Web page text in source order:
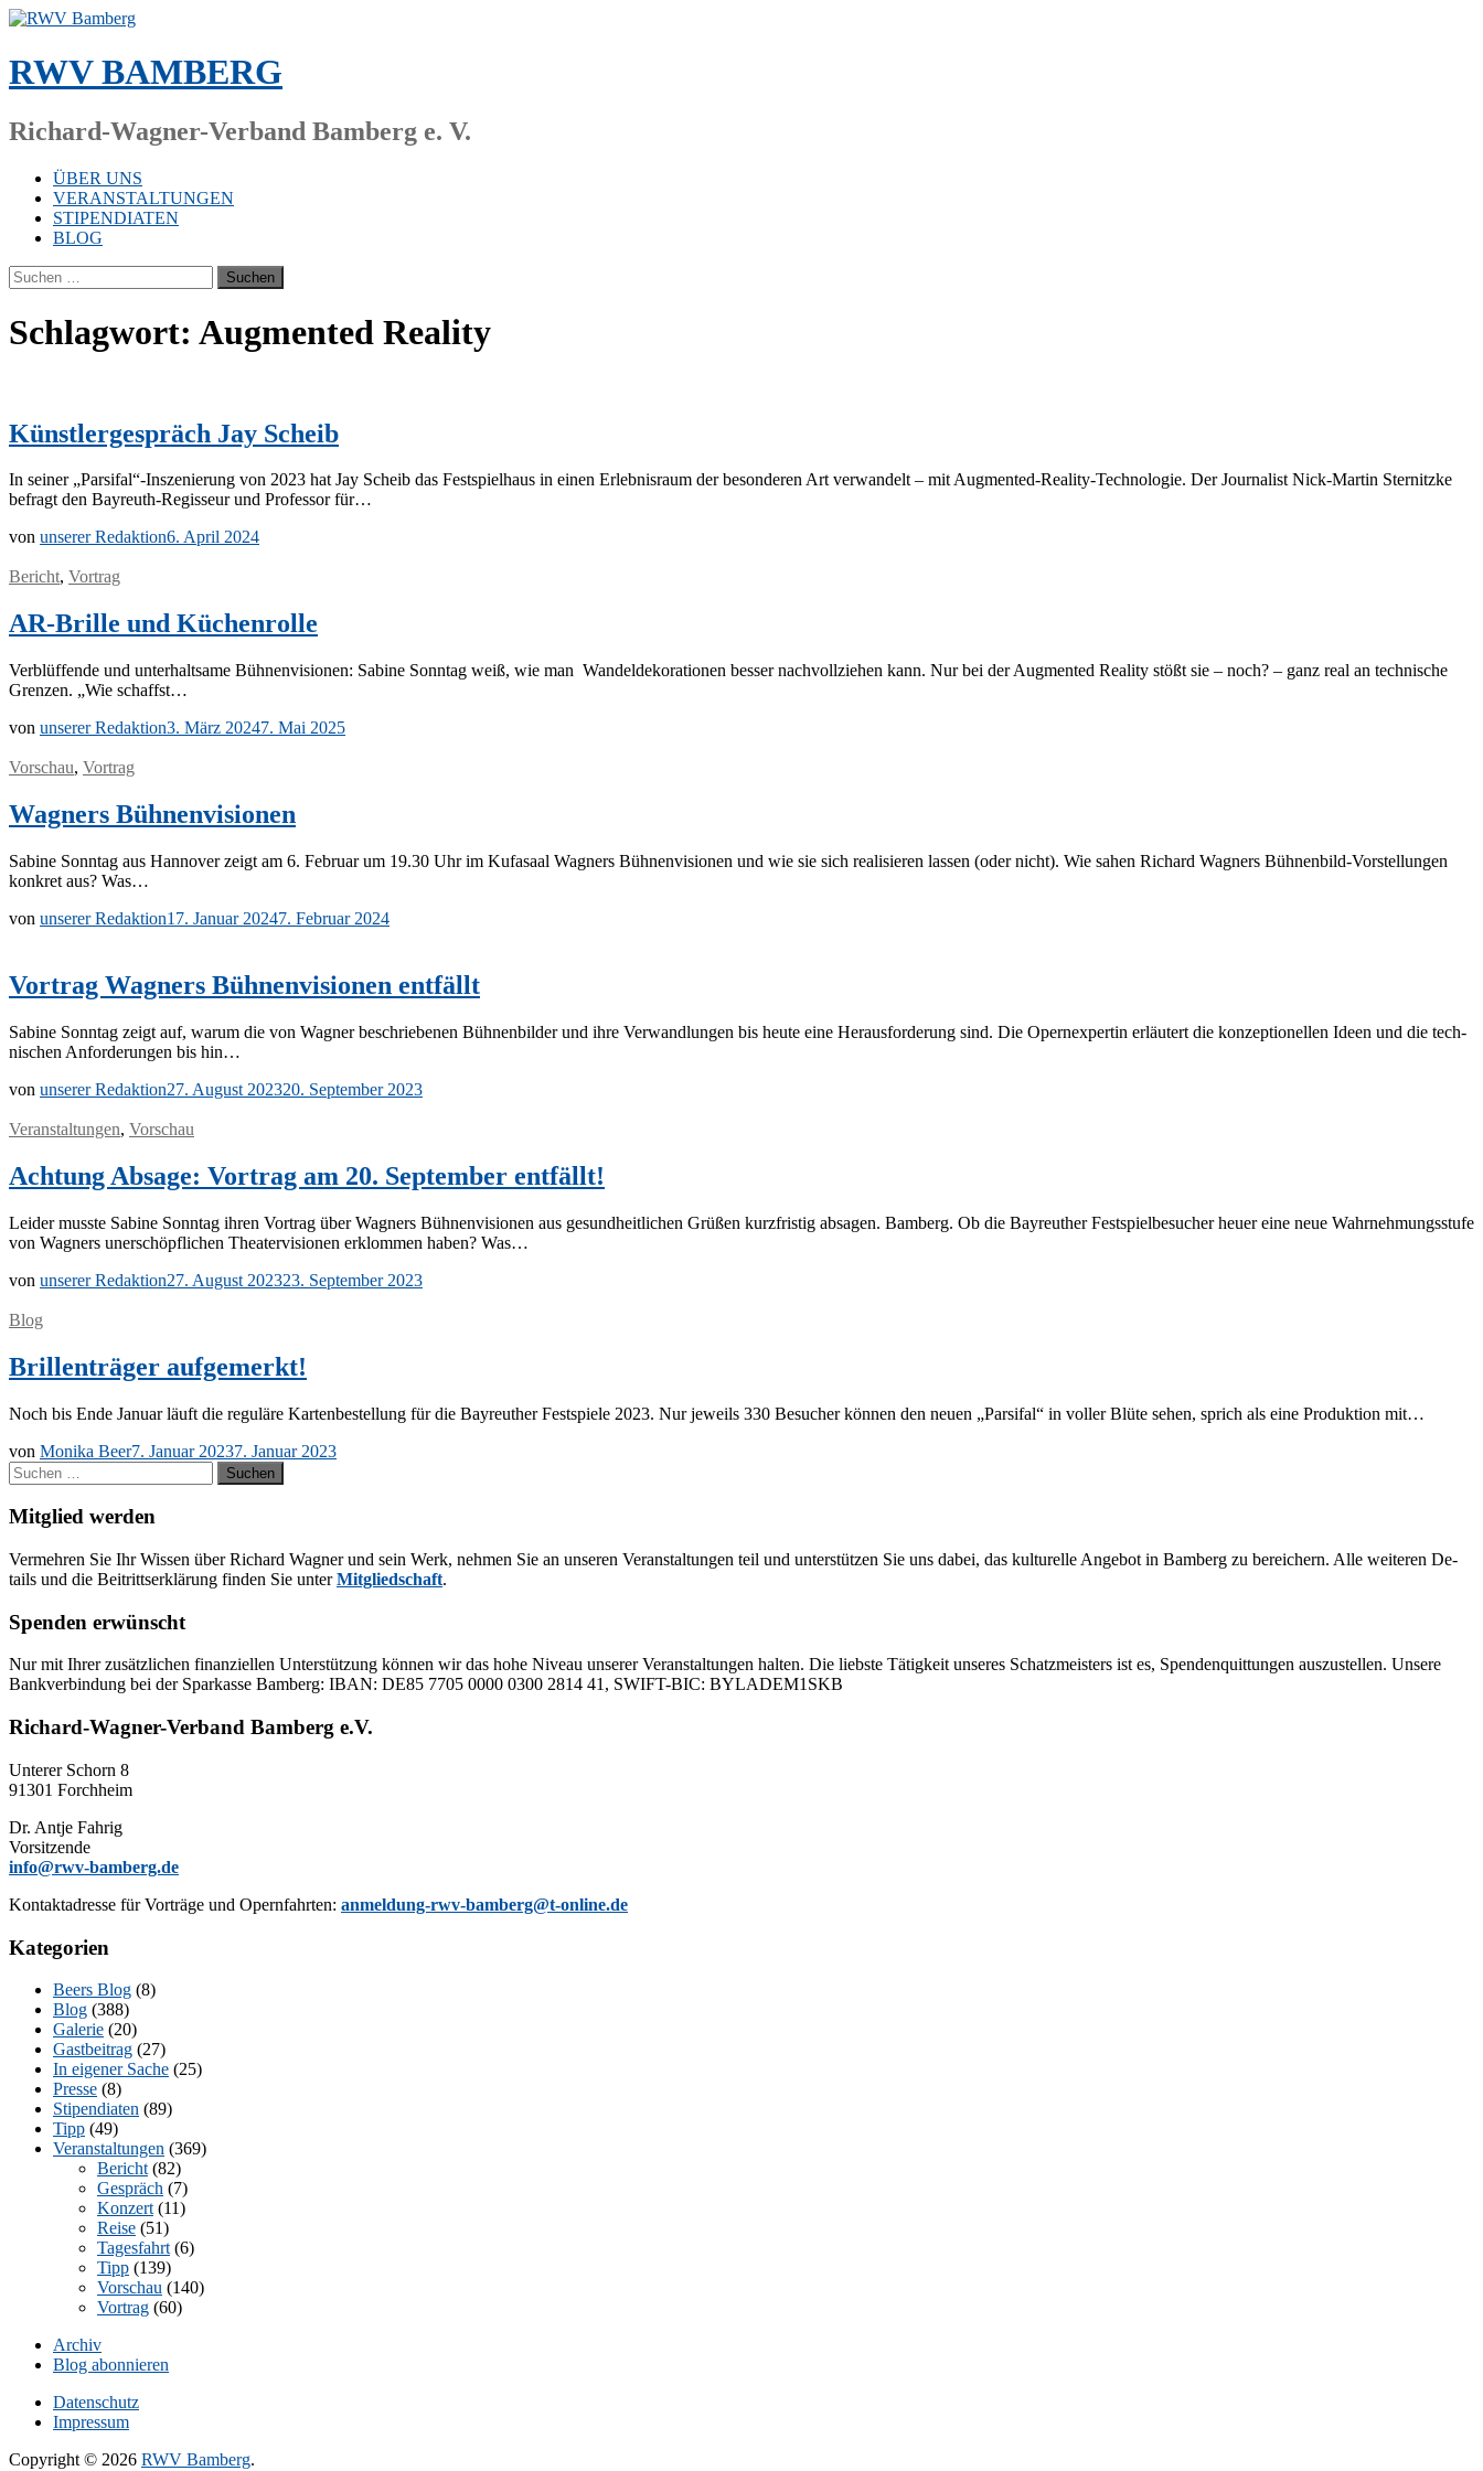
Zum
springen
RWV BAMBERG
Richard-Wagner-Verband Bamberg e. V.
ÜBER UNS
VERANSTALTUNGEN
STIPENDIATEN
BLOG
Suchen
nach:
Schlagwort: Augmented Reality
Künstlergespräch Jay Scheib
In sei­ner „Parsifal“-Inszenierung von 2023 hat Jay Scheib das Fest­spiel­haus in ei­nen Er­leb­nis­raum der be­son­de­ren Art ver­wan­delt – mit Au­g­­men­­ted-Re­a­­li­­ty-Tech­­no­­lo­­gie. Der Jour­na­list Nick-Mar­­tin Ster­nitz­ke
be­fragt den Bay­­reuth-Re­­gis­­seur und Pro­fes­sor für…
von unserer Redaktion6. April 2024
Bericht, Vortrag
AR-Brille und Küchenrolle
Ver­blüf­fen­de und un­ter­halt­sa­me Büh­nen­vi­sio­nen: Sa­bi­ne Sonn­tag weiß, wie man Wan­del­de­ko­ra­tio­nen bes­ser nach­voll­zie­hen kann. Nur bei der Aug­men­ted Rea­li­ty stößt sie – noch? – ganz real an tech­ni­sche
Gren­zen. „Wie schaffst…
von unserer Redaktion3. März 20247. Mai 2025
Vorschau, Vortrag
Wagners Bühnenvisionen
Sa­bi­ne Sonn­tag aus Han­no­ver zeigt am 6. Fe­bru­ar um 19.30 Uhr im Ku­fa­saal Wag­ners Büh­nen­vi­sio­nen und wie sie sich rea­li­sie­ren las­sen (oder nicht). Wie sa­hen Ri­chard Wag­ners Büh­­nen­­bild-Vor­­s­tel­­lun­­gen
kon­kret aus? Was…
von unserer Redaktion17. Januar 20247. Februar 2024
Vortrag Wagners Bühnenvisionen entfällt
Sa­bi­ne Sonn­tag zeigt auf, war­um die von Wag­ner be­schrie­be­nen Büh­nen­bil­der und ihre Ver­wand­lun­gen bis heu­te eine Her­aus­for­de­rung sind. Die Opern­ex­per­tin er­läu­tert die kon­zep­tio­nel­len Ideen und die tech­
ni­schen An­for­de­run­gen bis hin…
von unserer Redaktion27. August 202320. September 2023
Veranstaltungen, Vorschau
Achtung Absage: Vortrag am 20. September entfällt!
Lei­der muss­te Sa­bi­ne Sonn­tag ih­ren Vor­trag über Wag­ners Büh­nen­vi­sio­nen aus ge­sund­heit­li­chen Grü­ßen kurz­fris­tig ab­sa­gen. Bam­berg. Ob die Bay­reu­ther Fest­spiel­be­su­cher heu­er eine neue Wahr­neh­mungs­stu­fe
von Wag­ners un­er­schöpf­li­chen Thea­ter­vi­sio­nen er­klom­men ha­ben? Was…
von unserer Redaktion27. August 202323. September 2023
Blog
Brillenträger aufgemerkt!
Noch bis Ende Ja­nu­ar läuft die re­gu­lä­re Kar­ten­be­stel­lung für die Bay­reu­ther Fest­spie­le 2023. Nur je­weils 330 Be­su­cher kön­nen den neu­en „Par­si­fal“ in vol­ler Blü­te se­hen, sprich als eine Pro­duk­ti­on mit…
von Monika Beer7. Januar 20237. Januar 2023
Suchen
nach:
Mitglied werden
Ver­meh­ren Sie Ihr Wis­sen über Ri­chard Wag­ner und sein Werk, neh­men Sie an un­se­ren Ver­an­stal­tun­gen teil und un­ter­stüt­zen Sie uns da­bei, das kul­tu­rel­le An­ge­bot in Bam­berg zu be­rei­chern. Alle wei­te­ren De­
tails und die Bei­tritts­er­klä­rung fin­den Sie un­terMit­glied­schaft.
Spenden erwünscht
Nur mit Ih­rer zu­sätz­li­chen fi­nan­zi­el­len Un­ter­stüt­zung kön­nen wir das hohe Ni­veau un­se­rer Ver­an­stal­tun­gen hal­ten. Die liebs­te Tä­tig­keit un­se­res Schatz­meis­ters ist es, Spen­den­quit­tun­gen aus­zu­stel­len. Un­se­re
Bank­ver­bin­dung bei der Spar­kas­se Bam­berg: IBAN: DE85 7705 0000 0300 2814 41, SWIFT-BIC: BYLADEM1SKB
Richard-Wagner-Verband Bamberg e.V.
Un­te­rer Schorn 8
91301 Forchheim
Dr. Ant­je Fahrig
Vorsitzende
info@rwv-bamberg.de
Kon­takt­adres­se für Vor­trä­ge und Opern­fahr­ten: anmeldung-rwv-bamberg@t-online.de
Kategorien
Beers Blog (8)
Blog (388)
Galerie (20)
Gastbeitrag (27)
In eigener Sache (25)
Presse (8)
Stipendiaten (89)
Tipp (49)
Veranstaltungen (369)
Bericht (82)
Gespräch (7)
Konzert (11)
Reise (51)
Tagesfahrt (6)
Tipp (139)
Vorschau (140)
Vortrag (60)
Archiv
Blog abonnieren
Datenschutz
Impressum
Copyright © 2026 RWV Bamberg.